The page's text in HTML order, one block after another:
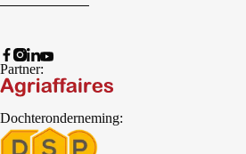
Partner:
Dochteronderneming: